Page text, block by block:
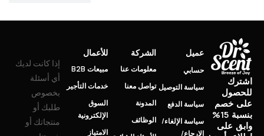
اشترك
للحصول
على خصم
بنسبة 15%
وابق على
عميل
حسابي
سياسة التوصيل
سياسة الدفع
سياسة الإلغاء/
الإرجاع/
الشركة
معلومات عنا
تواصل معنا
المدونة
الوظائف
للأعمال
مبيعات B2B
خدمات التأجير
السوق
الإلكترونية
الامتياز
إذا كانت لديك
أي أسئلة
بخصوص
طلبك أو
منتجاتك أو